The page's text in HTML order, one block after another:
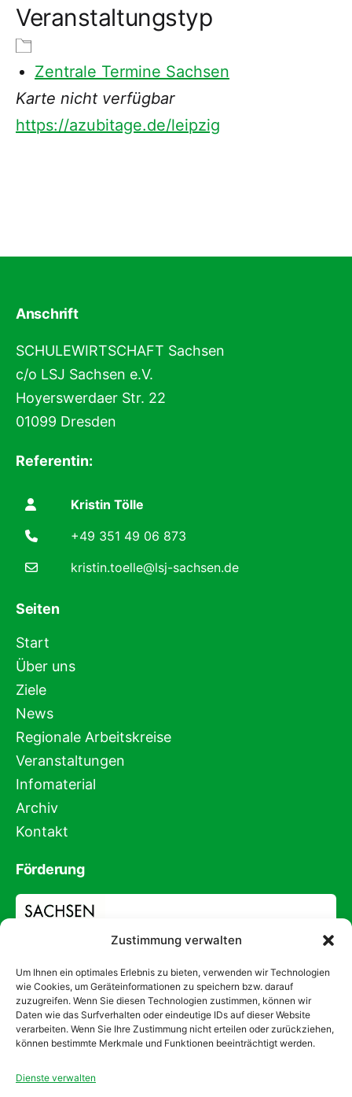
Zustimmung verwalten
Um Ihnen ein optimales Erlebnis zu bieten, verwenden wir Technologien
wie Cookies, um Geräteinformationen zu speichern bzw. darauf
zuzugreifen. Wenn Sie diesen Technologien zustimmen, können wir
Daten wie das Surfverhalten oder eindeutige IDs auf dieser Website
verarbeiten. Wenn Sie Ihre Zustimmung nicht erteilen oder zurückziehen,
können bestimmte Merkmale und Funktionen beeinträchtigt werden.
Dienste verwalten
Veranstaltungstyp
Zentrale Termine Sachsen
Karte nicht verfügbar
https://azubitage.de/leipzig
Anschrift
SCHULEWIRTSCHAFT Sachsen
c/o LSJ Sachsen e.V.
Hoyerswerdaer Str. 22
01099 Dresden
Referentin:
Kristin Tölle
+49 351 49 06 873
kristin.toelle@lsj-sachsen.de
Seiten
Start
Über uns
Ziele
News
Regionale Arbeitskreise
Veranstaltungen
Infomaterial
Archiv
Kontakt
Förderung